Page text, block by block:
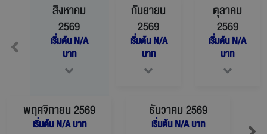
สิงหาคม
2569
เริ่มต้นN/A
บาท
กันยายน
2569
เริ่มต้นN/A
บาท
ตุลาคม
2569
เริ่มต้นN/A
บาท
พฤศจิกายน2569
เริ่มต้นN/Aบาท
ธันวาคม2569
เริ่มต้นN/Aบาท